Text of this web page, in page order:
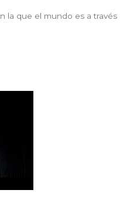
la que el mundo es a través